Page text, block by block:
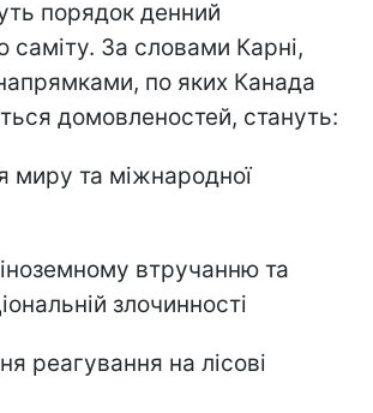
порядок денний
саміту. За словами Карні,
по яких Канада
домовленостей, стануть:
миру та міжнародної
втручанню та
злочинності
реагування на лісові